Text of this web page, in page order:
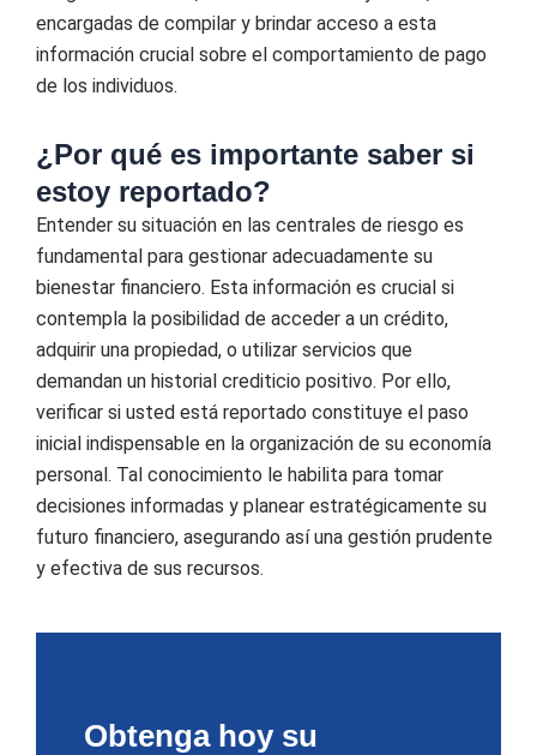
encargadas de compilar y brindar acceso a esta
información crucial sobre el comportamiento de pago
de los individuos.
¿Por qué es importante saber si
estoy reportado?
Entender su situación en las centrales de riesgo es
fundamental para gestionar adecuadamente su
bienestar financiero. Esta información es crucial si
contempla la posibilidad de acceder a un crédito,
adquirir una propiedad, o utilizar servicios que
demandan un historial crediticio positivo. Por ello,
verificar si usted está reportado constituye el paso
inicial indispensable en la organización de su economía
personal. Tal conocimiento le habilita para tomar
decisiones informadas y planear estratégicamente su
futuro financiero, asegurando así una gestión prudente
y efectiva de sus recursos.
Obtenga hoy su